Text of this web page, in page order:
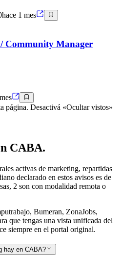
hace 1 mes
Community Manager
página. Desactivá «Ocultar vistos»
CABA.
activas de marketing, repartidas
declarado en estos avisos es de
2 son con modalidad remota o
Bumeran, ZonaJobs,
que tengas una vista unificada del
siempre en el portal original.
hay en CABA?